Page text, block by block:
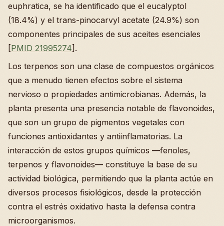
euphratica, se ha identificado que el eucalyptol
(18.4%) y el trans-pinocarvyl acetate (24.9%) son
componentes principales de sus aceites esenciales
[PMID 21995274].
Los terpenos son una clase de compuestos orgánicos
que a menudo tienen efectos sobre el sistema
nervioso o propiedades antimicrobianas. Además, la
planta presenta una presencia notable de flavonoides,
que son un grupo de pigmentos vegetales con
funciones antioxidantes y antiinflamatorias. La
interacción de estos grupos químicos —fenoles,
terpenos y flavonoides— constituye la base de su
actividad biológica, permitiendo que la planta actúe en
diversos procesos fisiológicos, desde la protección
contra el estrés oxidativo hasta la defensa contra
microorganismos.